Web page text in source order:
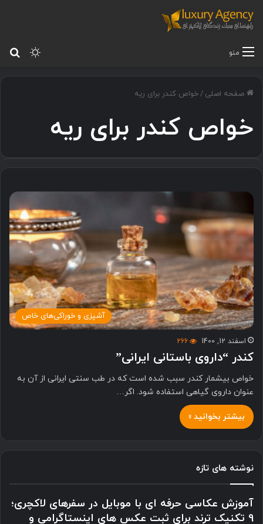
منو
صفحه اصلی /خواص کندر برای ریه
خواص کندر برای ریه
آشپزی و خوراکی‌های خاص
اسفند 12, 1400 266
کندر “داروی باستانی ایرانی”
خواص بیشمار کندر سبب شده است که در طب سنتی ایرانی از آن به
عنوان داروی گیاهی استفاده شود. اگر…
بیشتر بخوانید »
نوشته های تازه
آموزش عکاسی حرفه ای با موبایل در سفرهای لاکچری؛
9 تکنیک ترند برای ثبت عکس های اینستاگرامی و